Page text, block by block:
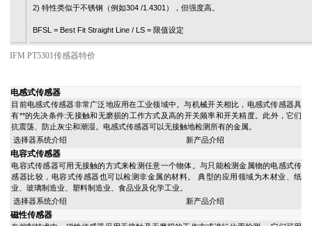
2) 特性类似于不锈钢（例如304 /1.4301），但强度高。
BFSL = Best Fit Straight Line / LS = 限值设定
IFM PT5301传感器特价
电感式传感器
目前电感式传感器非常广泛地应用在工业领域中。与机械开关相比，电感式传感器具
有**的先决条件:无接触和无磨损的工作方式及高的开关频率和开关精度。此外，它们
抗震荡、防止灰尘和潮湿。电感式传感器可以无接触地检测所有的金属。
选择器系统介绍
新产品介绍
电容式传感器
电容式传感器可用无接触的方式来检测任意一个物体。与只能检测金属物的电感式传
感器比较，电容式传感器也可以检测非金属的材料。 典型的应用领域为木材业、纸
业、玻璃制造业、塑料制造业、食品业及化学工业。
选择器系统介绍
新产品介绍
磁性传感器